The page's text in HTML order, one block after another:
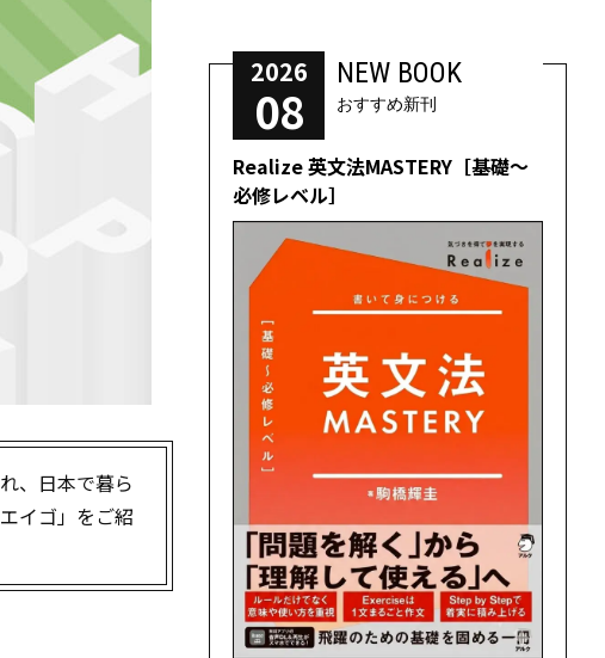
、日本で暮ら
イゴ」をご紹
2026
08
NEW BOOK
おすすめ新刊
Realize 英文法MASTERY［基礎～
必修レベル］